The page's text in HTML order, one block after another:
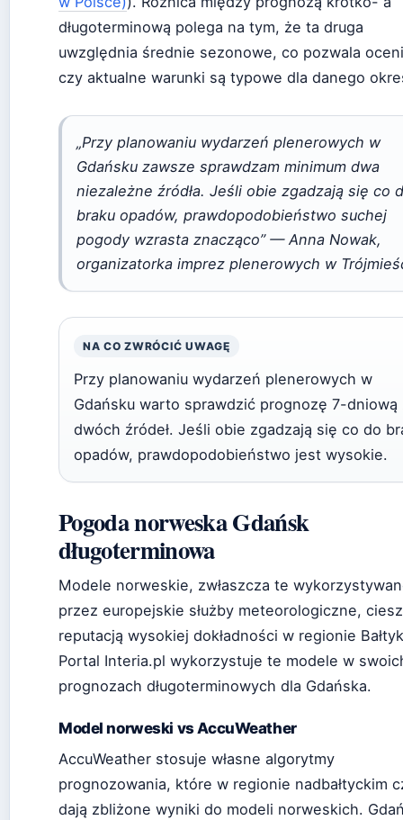
długoterminową polega na tym, że ta druga
uwzględnia średnie sezonowe, co pozwala
czy aktualne warunki są typowe dla danego
„Przy planowaniu wydarzeń plenerowych w
Gdańsku zawsze sprawdzam minimum dwa
niezależne źródła. Jeśli obie zgadzają się co
braku opadów, prawdopodobieństwo suchej
pogody wzrasta znacząco” — Anna Nowak,
organizatorka imprez plenerowych w
NA CO ZWRÓCIĆ UWAGĘ
Przy planowaniu wydarzeń plenerowych w
Gdańsku warto sprawdzić prognozę 7-dniową
dwóch źródeł. Jeśli obie zgadzają się co do
opadów, prawdopodobieństwo jest wysokie.
Pogoda norweska Gdańsk
długoterminowa
Modele norweskie, zwłaszcza te
przez europejskie służby meteorologiczne,
reputacją wysokiej dokładności w regionie
Portal Interia.pl wykorzystuje te modele w
prognozach długoterminowych dla Gdańska.
Model norweski vs AccuWeather
AccuWeather stosuje własne algorytmy
prognozowania, które w regionie nadbałtyckim
dają zbliżone wyniki do modeli norweskich.